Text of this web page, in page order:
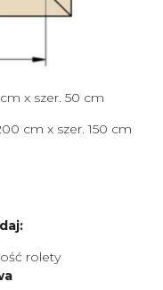
x szer. 50 cm
cm x szer. 150 cm
rolety